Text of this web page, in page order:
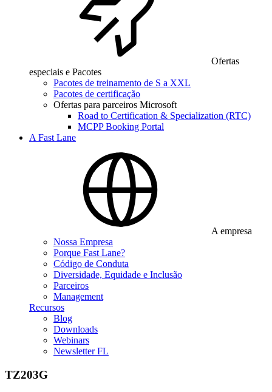
Ofertas
especiais e Pacotes
Pacotes de treinamento de S a XXL
Pacotes de certificação
Ofertas para parceiros Microsoft
Road to Certification & Specialization (RTC)
MCPP Booking Portal
A Fast Lane
A empresa
Nossa Empresa
Porque Fast Lane?
Código de Conduta
Diversidade, Equidade e Inclusão
Parceiros
Management
Recursos
Blog
Downloads
Webinars
Newsletter FL
TZ203G